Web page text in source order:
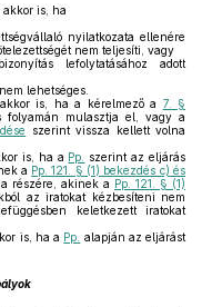
is, ha
nyilatkozata ellenére
nem teljesíti, vagy
lefolytatásához adott
lehetséges.
is, ha a kérelmező a 7. §
folyamán mulasztja el, vagy a
szerint vissza kellett volna
is, ha a Pp.
szerint az eljárás
a Pp. 121. § (1) bekezdés c) és
részére, akinek a Pp. 121. § (1)
az iratokat kézbesíteni nem
keletkezett iratokat
is, ha a Pp. alapján az eljárást